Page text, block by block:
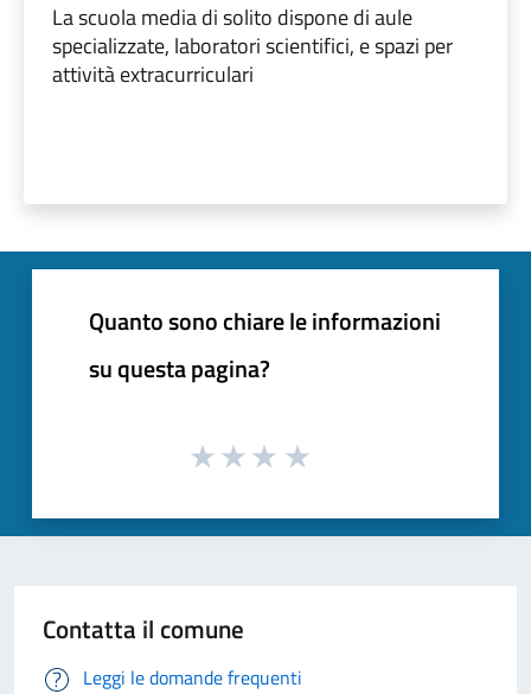
La scuola media di solito dispone di aule
specializzate, laboratori scientifici, e spazi per
attività extracurriculari
Quanto sono chiare le informazioni
su questa pagina?
Contatta il comune
Leggi le domande frequenti